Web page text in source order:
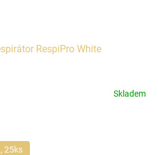
RespiPro White
Skladem
25ks